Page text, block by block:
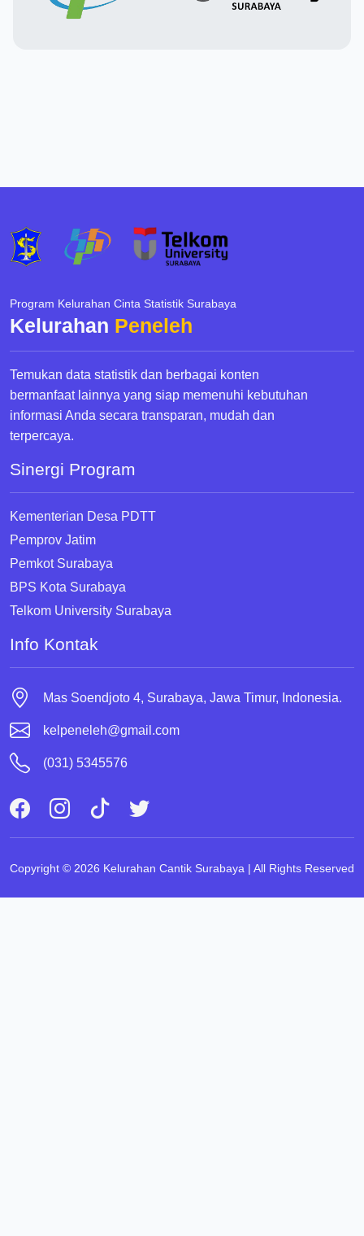
Program Kelurahan Cinta Statistik Surabaya
Kelurahan Peneleh
Temukan data statistik dan berbagai konten
bermanfaat lainnya yang siap memenuhi kebutuhan
informasi Anda secara transparan, mudah dan
terpercaya.
Sinergi Program
Kementerian Desa PDTT
Pemprov Jatim
Pemkot Surabaya
BPS Kota Surabaya
Telkom University Surabaya
Info Kontak
Mas Soendjoto 4, Surabaya, Jawa Timur, Indonesia.
kelpeneleh@gmail.com
(031) 5345576
Copyright © 2026 Kelurahan Cantik Surabaya | All Rights Reserved